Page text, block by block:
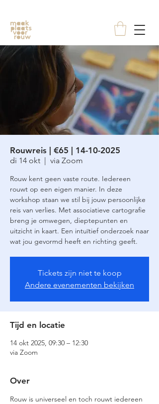
Rouwreis | €65 | 14-10-2025
di 14 okt
  |
via Zoom
Rouw kent geen vaste route. Iedereen
rouwt op een eigen manier. In deze
workshop staan we stil bij jouw persoonlijke
reis van verlies. Met associatieve cartografie
breng je omwegen, dieptepunten en
uitzicht in kaart. Een intuïtief onderzoek naar
wat jou gevormd heeft en richting geeft.
Tickets zijn niet te koop
Andere evenementen bekijken
Tijd en locatie
14 okt 2025, 09:30 – 12:30
via Zoom
Over
Rouw is universeel en toch rouwt iedereen